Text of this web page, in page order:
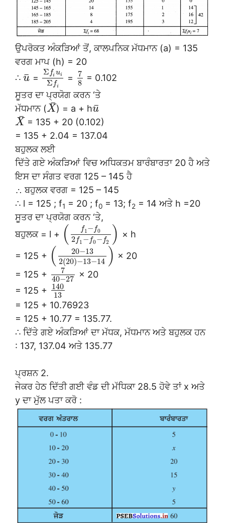
ਉਪਰੋਕਤ ਅੰਕੜਿਆਂ ਤੋਂ, ਕਾਲਪਨਿਕ ਮੱਧਮਾਨ (a) = 135
ਵਰਗ ਮਾਪ (h) = 20
∴ u
¯ =
Σ fi ui
Σ fi
=
7
8
= 0.102
ਸੂਤਰ ਦਾ ਪ੍ਰਯੋਗ ਕਰਨ ‘ਤੇ
ਮੱਧਮਾਨ (X
¯) = a + hu
¯
X
¯ = 135 + 20 (0.102)
= 135 + 2.04 = 137.04
ਬਹੁਲਕ ਲਈ
ਦਿੱਤੇ ਗਏ ਅੰਕੜਿਆਂ ਵਿਚ ਅਧਿਕਤਮ ਬਾਰੰਬਾਰਤਾ 20 ਹੈ ਅਤੇ
ਇਸ ਦਾ ਸੰਗਤ ਵਰਗ 125 – 145 ਹੈ
∴ ਬਹੁਲਕ ਵਰਗ = 125 – 145
∴ l = 125 ; f1 = 20 ; f0 = 13; f2 = 14 ਅਤੇ h =20
ਸੂਤਰ ਦਾ ਪ੍ਰਯੋਗ ਕਰਨ ‘ਤੇ,
ਬਹੁਲਕ = l + ( f1− f0
2 f1 − f0− f2 ) × h
= 125 + ( 20−13
2(20)−13−14 ) × 20
= 125 +
7
40−27
× 20
= 125 +
140
13
= 125 + 10.76923
= 125 + 10.77 = 135.77.
∴ ਦਿੱਤੇ ਗਏ ਅੰਕੜਿਆਂ ਦਾ ਮੱਧਕ, ਮੱਧਮਾਨ ਅਤੇ ਬਹੁਲਕ ਹਨ
: 137, 137.04 ਅਤੇ 135.77
ਪ੍ਰਸ਼ਨ 2.
ਜੇਕਰ ਹੇਠ ਦਿੱਤੀ ਗਈ ਵੰਡ ਦੀ ਮੱਧਿਕਾ 28.5 ਹੋਵੇ ਤਾਂ x ਅਤੇ
y ਦਾ ਮੁੱਲ ਪਤਾ ਕਰੋ :